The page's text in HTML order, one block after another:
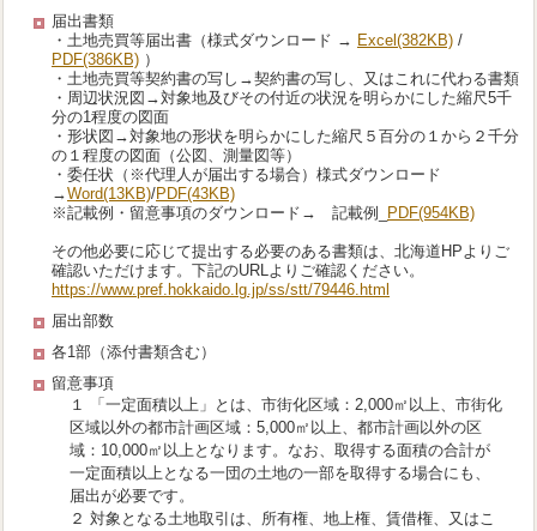
届出書類
・土地売買等届出書（様式ダウンロード → Excel (382KB) /
PDF(386KB) ）
・土地売買等契約書の写し→契約書の写し、又はこれに代わる書類
・周辺状況図→対象地及びその付近の状況を明らかにした縮尺5千
分の1程度の図面
・形状図→対象地の形状を明らかにした縮尺５百分の１から２千分
の１程度の図面（公図、測量図等）
・委任状（※代理人が届出する場合）様式ダウンロード
→Word(13KB)/PDF(43KB)
※記載例・留意事項のダウンロード→ 記載例_
PDF(954KB)
その他必要に応じて提出する必要のある書類は、北海道HPよりご
確認いただけます。下記のURLよりご確認ください。
https://www.pref.hokkaido.lg.jp/ss/stt/79446.html
届出部数
各1部（添付書類含む）
留意事項
１ 「一定面積以上」とは、市街化区域：2,000㎡以上、市街化
区域以外の都市計画区域：5,000㎡以上、都市計画以外の区
域：10,000㎡以上となります。なお、取得する面積の合計が
一定面積以上となる一団の土地の一部を取得する場合にも、
届出が必要です。
２ 対象となる土地取引は、所有権、地上権、賃借権、又はこ